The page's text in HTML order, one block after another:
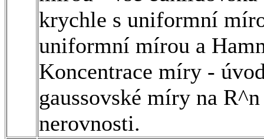
krychle s uniformní
uniformní mírou a
Koncentrace míry -
gaussovské míry na
nerovnosti.